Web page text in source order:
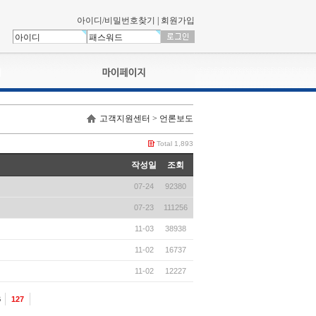
아이디/비밀번호찾기 회원가입
나의신청내역
교육영상강의실
회원정보
나의 신청비
나의활동내역
나의 연회비
고객지원센터 > 언론보도
Total 1,893
작성일 조회
07-24 92380
07-23 111256
11-03 38938
11-02 16737
11-02 12227
127